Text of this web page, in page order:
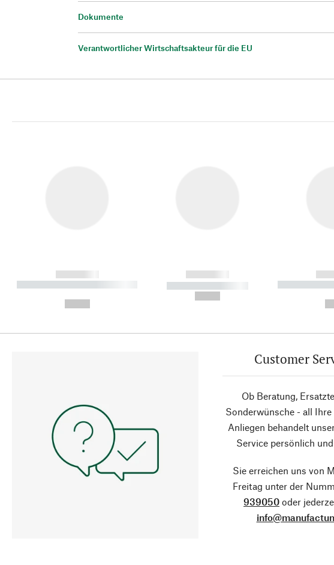
Dokumente
Verantwortlicher Wirtschaftsakteur für die EU
------------
----------- ----------- ----------
------------
----------- -----------
-----------
Customer
Ob Beratung,
Sonderwünsche - all Ihre
Anliegen behandelt
Service persönlich
Sie erreichen uns von
Freitag unter der
939050 oder